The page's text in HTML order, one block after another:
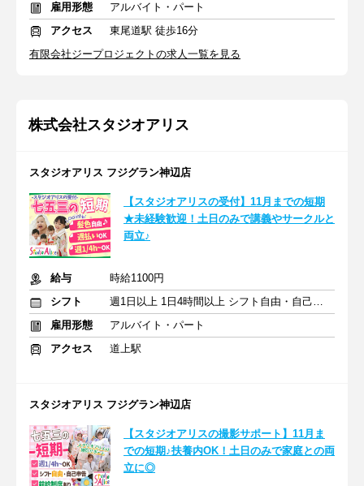
雇用形態
アルバイト・パート
アクセス
東尾道駅 徒歩16分
有限会社ジープロジェクトの求人一覧を見る
株式会社スタジオアリス
スタジオアリス フジグラン神辺店
【スタジオアリスの受付】11月までの短期
★未経験歓迎！土日のみで講義やサークルと
両立♪
給与
時給1100円
シフト
週1日以上 1日4時間以上 シフト自由・自己申告
雇用形態
アルバイト・パート
アクセス
道上駅
スタジオアリス フジグラン神辺店
【スタジオアリスの撮影サポート】11月ま
での短期♪扶養内OK！土日のみで家庭との両
立に◎